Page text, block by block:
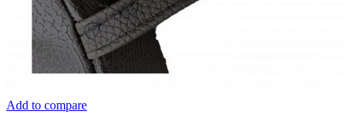
Add to compare